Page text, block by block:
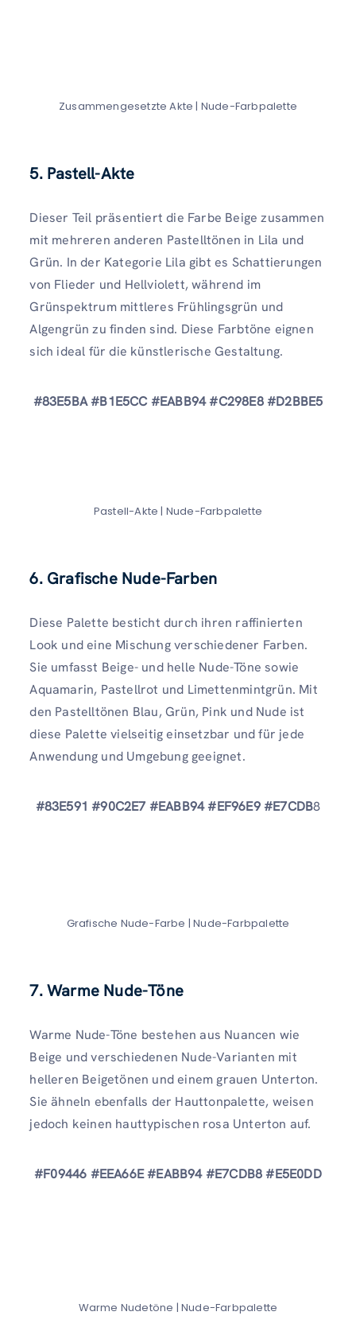
Zusammengesetzte Akte | Nude-Farbpalette
5. Pastell-Akte
Dieser Teil präsentiert die Farbe Beige zusammen
mit mehreren anderen Pastelltönen in Lila und
Grün. In der Kategorie Lila gibt es Schattierungen
von Flieder und Hellviolett, während im
Grünspektrum mittleres Frühlingsgrün und
Algengrün zu finden sind. Diese Farbtöne eignen
sich ideal für die künstlerische Gestaltung.
#83E5BA #B1E5CC #EABB94 #C298E8 #D2BBE5
Pastell-Akte | Nude-Farbpalette
6. Grafische Nude-Farben
Diese Palette besticht durch ihren raffinierten
Look und eine Mischung verschiedener Farben.
Sie umfasst Beige- und helle Nude-Töne sowie
Aquamarin, Pastellrot und Limettenmintgrün. Mit
den Pastelltönen Blau, Grün, Pink und Nude ist
diese Palette vielseitig einsetzbar und für jede
Anwendung und Umgebung geeignet.
#83E591 #90C2E7 #EABB94 #EF96E9 #E7CDB8
Grafische Nude-Farbe | Nude-Farbpalette
7. Warme Nude-Töne
Warme Nude-Töne bestehen aus Nuancen wie
Beige und verschiedenen Nude-Varianten mit
helleren Beigetönen und einem grauen Unterton.
Sie ähneln ebenfalls der Hauttonpalette, weisen
jedoch keinen hauttypischen rosa Unterton auf.
#F09446 #EEA66E #EABB94 #E7CDB8 #E5E0DD
Warme Nudetöne | Nude-Farbpalette